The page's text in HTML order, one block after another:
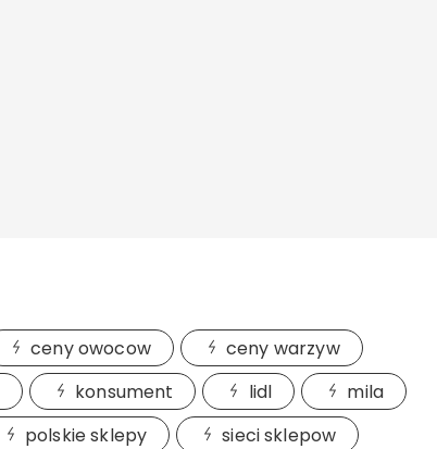
ceny owocow
ceny warzyw
konsument lidl
mila
polskie sklepy
sieci sklepow